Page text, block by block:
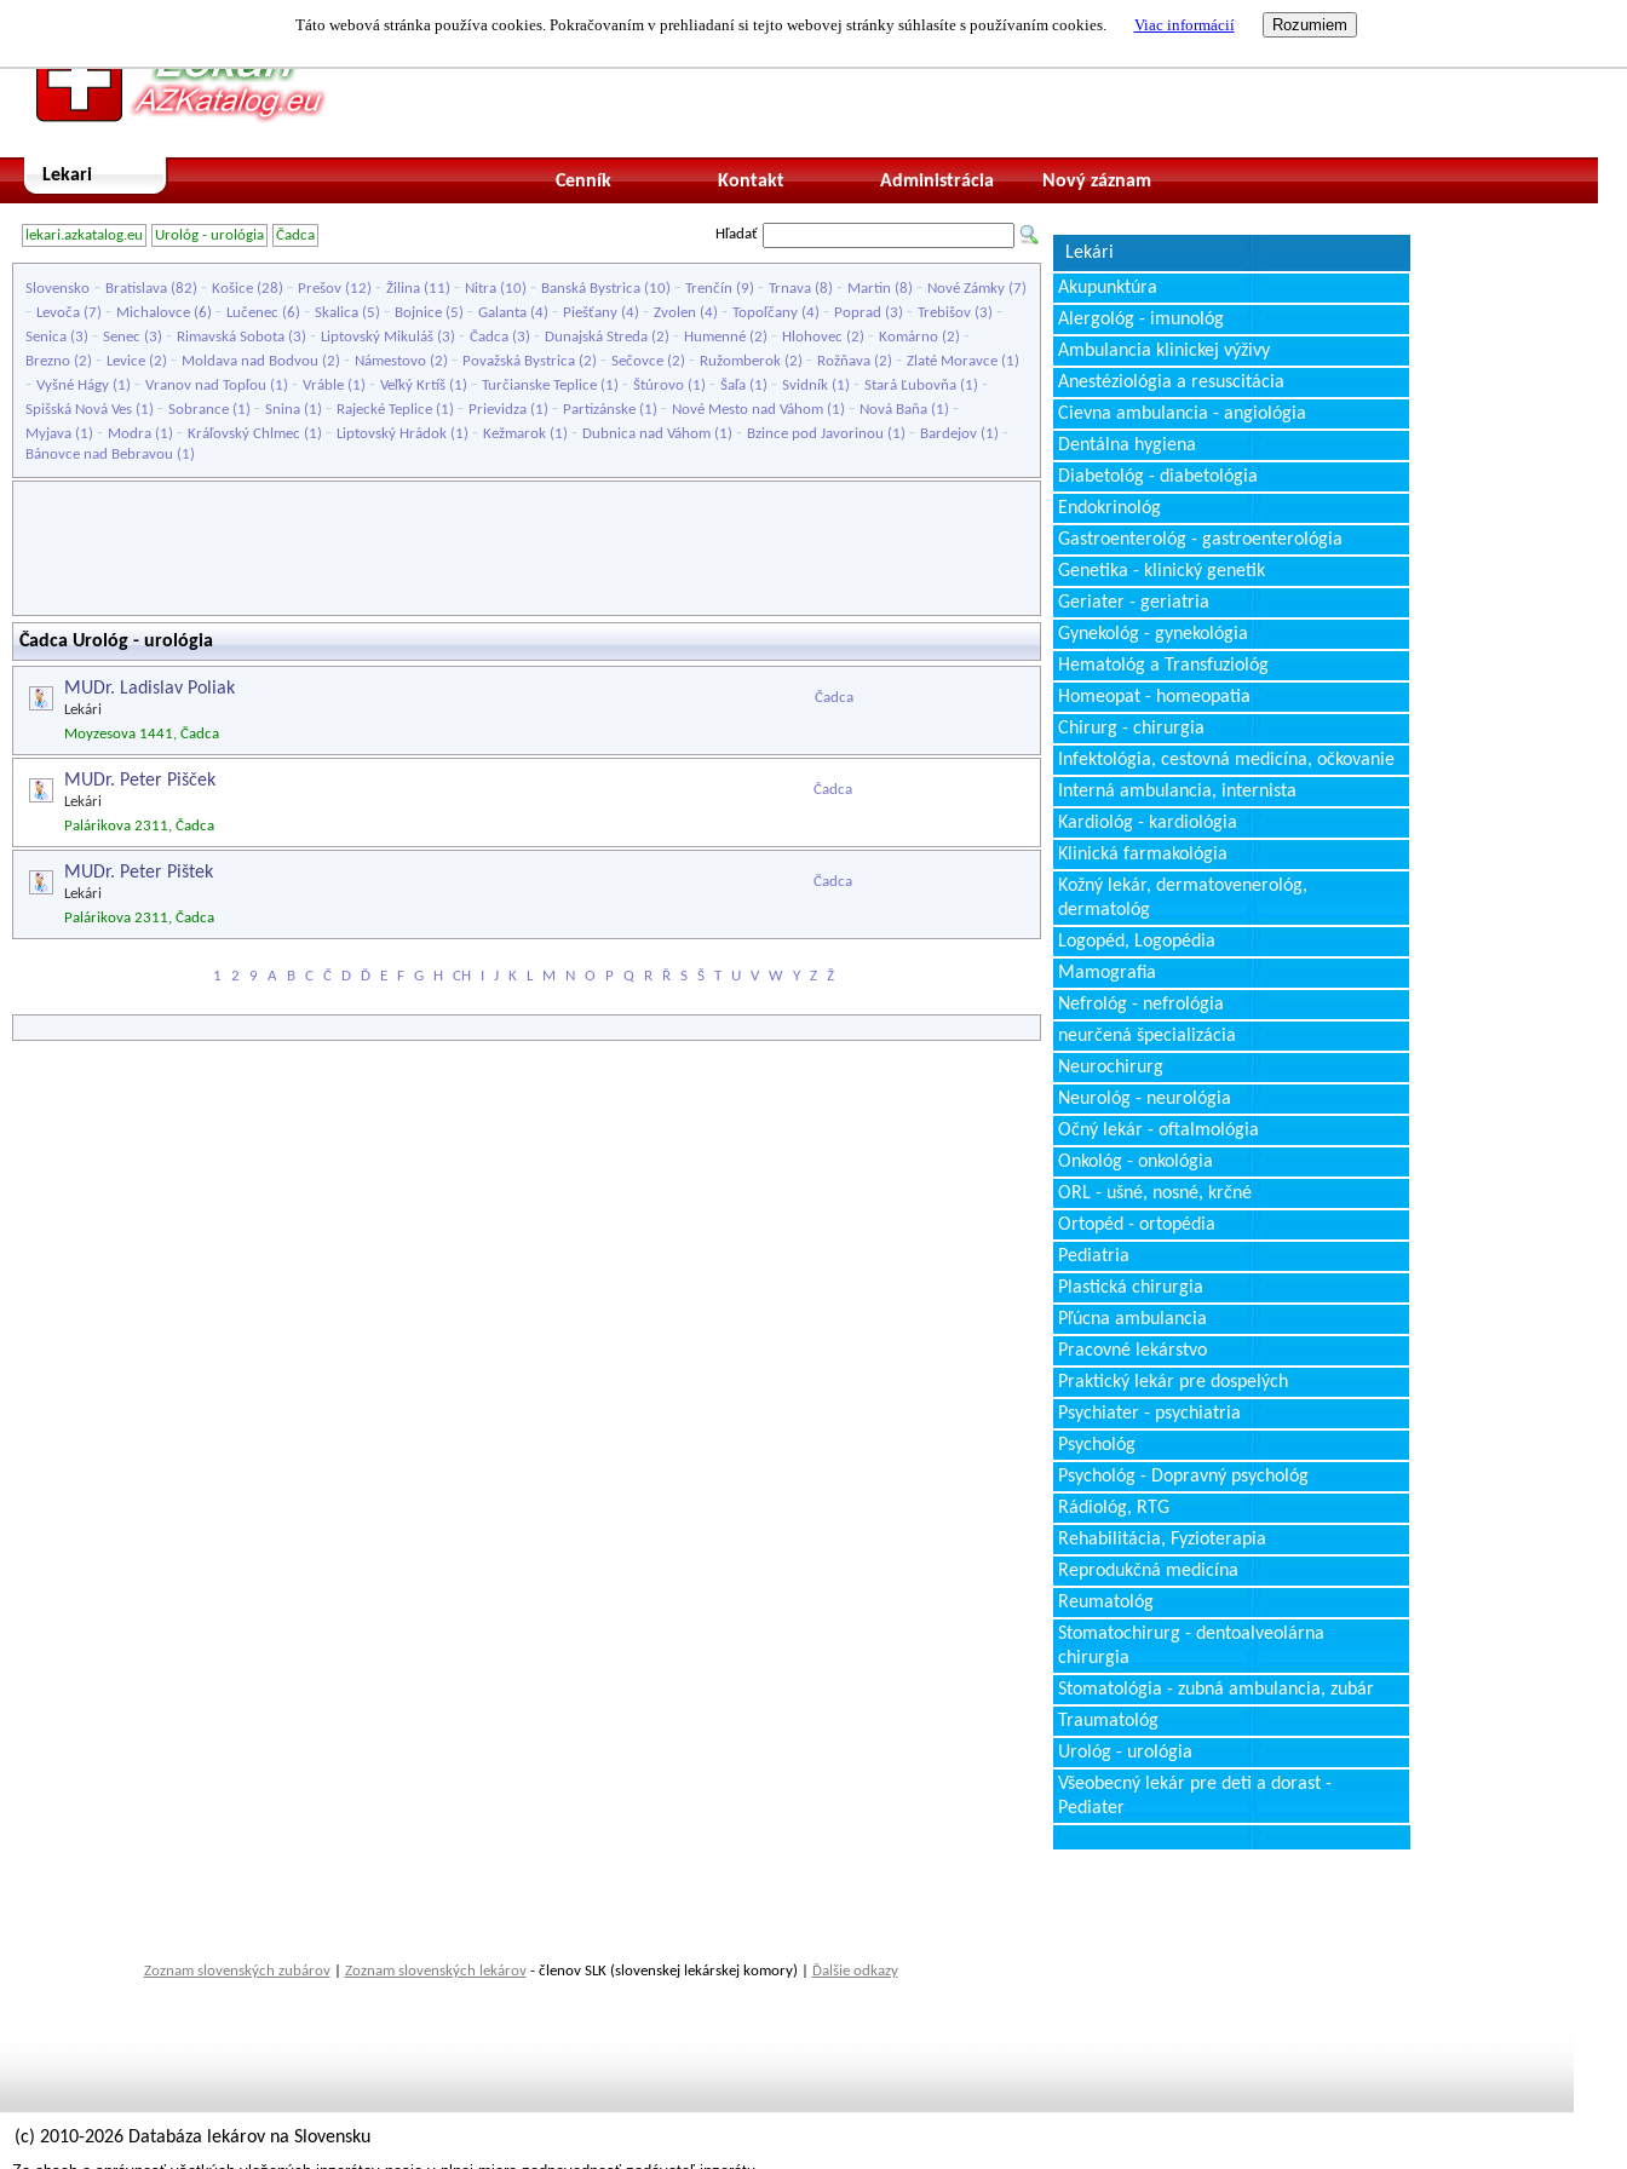
Táto webová stránka používa cookies. Pokračovaním v prehliadaní si tejto webovej stránky súhlasíte s používaním cookies. Viac informácií
Lekari Nový záznam
Administrácia
Kontakt
Cenník
lekari.azkatalog.eu Urológ - urológia Čadca Hľadať
Slovensko - Bratislava (82) - Košice (28) - Prešov (12) - Žilina (11) - Nitra (10) - Banská Bystrica (10) - Trenčín (9) - Trnava (8) - Martin (8) - Nové Zámky (7)
- Levoča (7) - Michalovce (6) - Lučenec (6) - Skalica (5) - Bojnice (5) - Galanta (4) - Piešťany (4) - Zvolen (4) - Topoľčany (4) - Poprad (3) - Trebišov (3) -
Senica (3) - Senec (3) - Rimavská Sobota (3) - Liptovský Mikuláš (3) - Čadca (3) - Dunajská Streda (2) - Humenné (2) - Hlohovec (2) - Komárno (2) -
Brezno (2) - Levice (2) - Moldava nad Bodvou (2) - Námestovo (2) - Považská Bystrica (2) - Sečovce (2) - Ružomberok (2) - Rožňava (2) - Zlaté Moravce (1)
- Vyšné Hágy (1) - Vranov nad Topľou (1) - Vráble (1) - Veľký Krtíš (1) - Turčianske Teplice (1) - Štúrovo (1) - Šaľa (1) - Svidník (1) - Stará Ľubovňa (1) -
Spišská Nová Ves (1) - Sobrance (1) - Snina (1) - Rajecké Teplice (1) - Prievidza (1) - Partizánske (1) - Nové Mesto nad Váhom (1) - Nová Baňa (1) -
Myjava (1) - Modra (1) - Kráľovský Chlmec (1) - Liptovský Hrádok (1) - Kežmarok (1) - Dubnica nad Váhom (1) - Bzince pod Javorinou (1) - Bardejov (1) -
Bánovce nad Bebravou (1)
Čadca Urológ - urológia
MUDr. Ladislav Poliak
Lekári
Čadca
Moyzesova 1441, Čadca
MUDr. Peter Pišček
Lekári
Čadca
Palárikova 2311, Čadca
MUDr. Peter Pištek
Lekári
Čadca
Palárikova 2311, Čadca
1 2 9 A B C Č D Ď E F G H CH I J K L M N O P Q R Ř S Š T U V W Y Z Ž
Lekári
Akupunktúra
Alergológ - imunológ
Ambulancia klinickej výživy
Anestéziológia a resuscitácia
Cievna ambulancia - angiológia
Dentálna hygiena
Diabetológ - diabetológia
Endokrinológ
Gastroenterológ - gastroenterológia
Genetika - klinický genetik
Geriater - geriatria
Gynekológ - gynekológia
Hematológ a Transfuziológ
Homeopat - homeopatia
Chirurg - chirurgia
Infektológia, cestovná medicína, očkovanie
Interná ambulancia, internista
Kardiológ - kardiológia
Klinická farmakológia
Kožný lekár, dermatovenerológ,
dermatológ
Logopéd, Logopédia
Mamografia
Nefrológ - nefrológia
neurčená špecializácia
Neurochirurg
Neurológ - neurológia
Očný lekár - oftalmológia
Onkológ - onkológia
ORL - ušné, nosné, krčné
Ortopéd - ortopédia
Pediatria
Plastická chirurgia
Pľúcna ambulancia
Pracovné lekárstvo
Praktický lekár pre dospelých
Psychiater - psychiatria
Psychológ
Psychológ - Dopravný psychológ
Rádiológ, RTG
Rehabilitácia, Fyzioterapia
Reprodukčná medicína
Reumatológ
Stomatochirurg - dentoalveolárna
chirurgia
Stomatológia - zubná ambulancia, zubár
Traumatológ
Urológ - urológia
Všeobecný lekár pre deti a dorast -
Pediater
Zoznam slovenských zubárov| Zoznam slovenských lekárov- členov SLK (slovenskej lekárskej komory) | Ďalšie odkazy
(c) 2010-2026 Databáza lekárov na Slovensku